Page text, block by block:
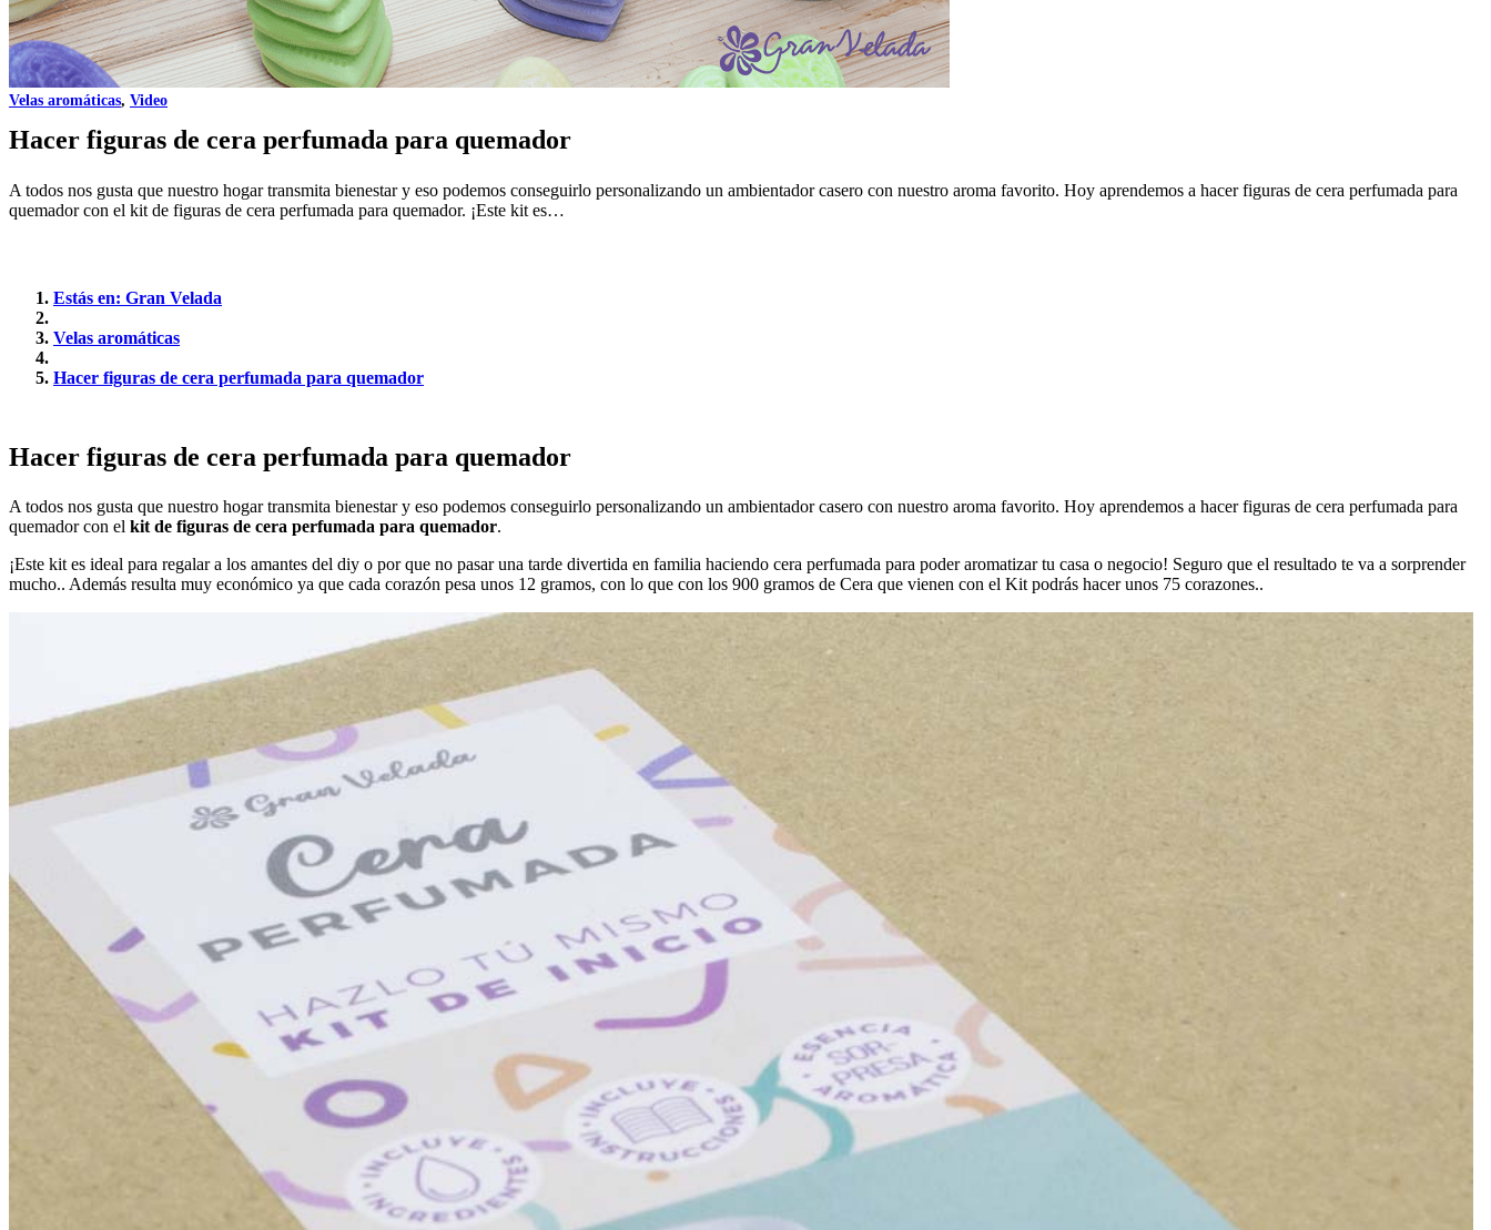
Velas aromáticas, Video
Hacer figuras de cera perfumada para quemador
A todos nos gusta que nuestro hogar transmita bienestar y eso podemos conseguirlo personalizando un ambientador casero con nuestro aroma favorito. Hoy aprendemos a hacer figuras de cera perfumada para
quemador con el kit de figuras de cera perfumada para quemador. ¡Este kit es…
Estás en: Gran Velada
Velas aromáticas
Hacer figuras de cera perfumada para quemador
Hacer figuras de cera perfumada para quemador
A todos nos gusta que nuestro hogar transmita bienestar y eso podemos conseguirlo personalizando un ambientador casero con nuestro aroma favorito. Hoy aprendemos a hacer figuras de cera perfumada para
quemador con el kit de figuras de cera perfumada para quemador.
¡Este kit es ideal para regalar a los amantes del diy o por que no pasar una tarde divertida en familia haciendo cera perfumada para poder aromatizar tu casa o negocio! Seguro que el resultado te va a sorprender
mucho.. Además resulta muy económico ya que cada corazón pesa unos 12 gramos, con lo que con los 900 gramos de Cera que vienen con el Kit podrás hacer unos 75 corazones..